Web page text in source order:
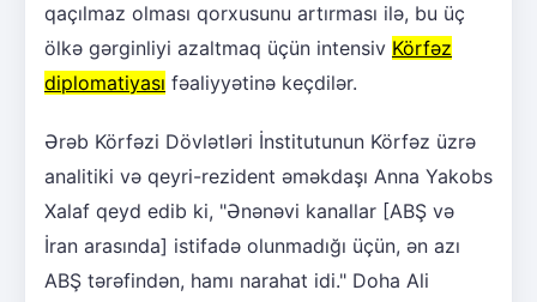
qaçılmaz olması qorxusunu artırması ilə, bu üç
ölkə gərginliyi azaltmaq üçün intensiv Körfəz
diplomatiyası fəaliyyətinə keçdilər.
Ərəb Körfəzi Dövlətləri İnstitutunun Körfəz üzrə
analitiki və qeyri-rezident əməkdaşı Anna Yakobs
Xalaf qeyd edib ki, "Ənənəvi kanallar [ABŞ və
İran arasında] istifadə olunmadığı üçün, ən azı
ABŞ tərəfindən, hamı narahat idi." Doha Ali